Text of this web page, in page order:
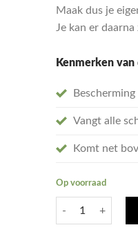
Maak dus je
Je kan er
Kenmerken
Vangt alle
Komt net
Op voorraad
Ontwerp je eigen